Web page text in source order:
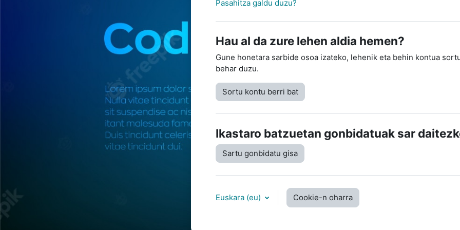
Pasahitza galdu duzu?
Hau al da zure lehen aldia hemen?
Gune honetara sarbide osoa izateko, lehenik eta behin kontua
behar duzu.
Sortu kontu berri bat
Ikastaro batzuetan gonbidatuak sar
Sartu gonbidatu gisa
Euskara ‎(eu)‎ Cookie-n oharra